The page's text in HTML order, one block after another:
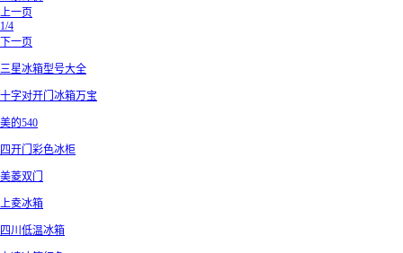
上一页
1/4
下一页
三星冰箱型号大全
十字对开门冰箱万宝
美的540
四开门彩色冰柜
美菱双门
上夌冰箱
四川低温冰箱